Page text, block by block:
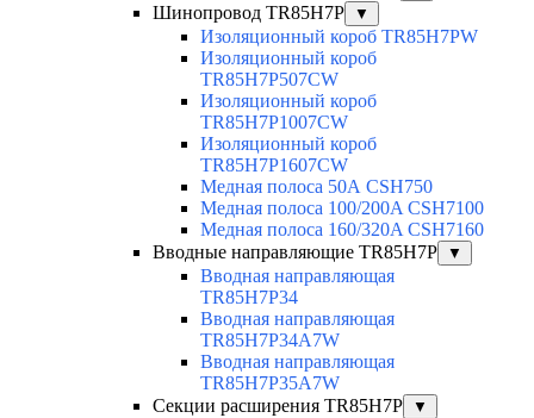
Шинопровод TR85H7P ▼
Изоляционный короб TR85H7PW
Изоляционный короб
TR85H7P507CW
Изоляционный короб
TR85H7P1007CW
Изоляционный короб
TR85H7P1607CW
Медная полоса 50А CSH750
Медная полоса 100/200A CSH7100
Медная полоса 160/320A CSH7160
Вводные направляющие TR85H7P
▼
Вводная направляющая
TR85H7P34
Вводная направляющая
TR85H7P34A7W
Вводная направляющая
TR85H7P35A7W
Секции расширения TR85H7P
▼